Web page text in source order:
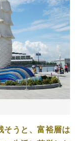
そうと、富裕層は